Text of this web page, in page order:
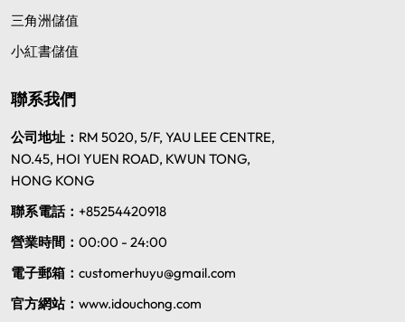
三角洲儲值
小紅書儲值
聯系我們
公司地址： RM 5020, 5/F, YAU LEE CENTRE,
NO.45, HOI YUEN ROAD, KWUN TONG,
HONG KONG
聯系電話： +85254420918
營業時間： 00:00 - 24:00
電子郵箱： customerhuyu@gmail.com
官方網站： www.idouchong.com